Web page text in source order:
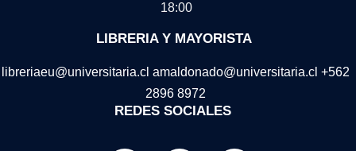
18:00
LIBRERIA Y MAYORISTA
libreriaeu@universitaria.cl amaldonado@universitaria.cl +562
2896 8972
REDES SOCIALES